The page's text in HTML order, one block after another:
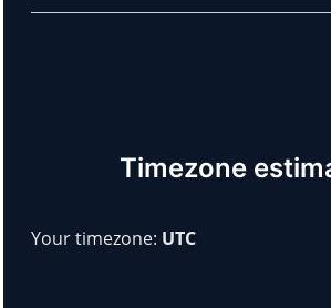
Timezone
Your timezone: UTC